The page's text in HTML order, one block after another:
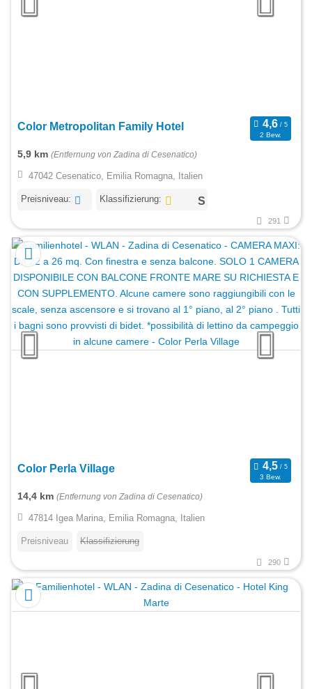
Color Metropolitan Family Hotel
2 Bew.
5,9 km (Entfernung von Zadina di Cesenatico)
47042 Cesenatico, Emilia Romagna, Italien
Preisniveau: Klassifizierung:
291
Color Perla Village
3 Bew.
14,4 km (Entfernung von Zadina di Cesenatico)
47814 Igea Marina, Emilia Romagna, Italien
Preisniveau Klassifizierung
290